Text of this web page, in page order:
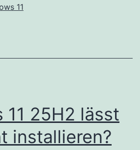
11
11 25H2 lässt
installieren?